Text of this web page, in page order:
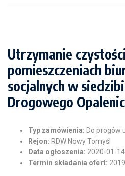
Utrzymanie
pomieszczeniach
socjalnych w
Drogowego
Typ zamówienia: Do progów
Rejon: RDW Nowy Tomyśl
Data ogłoszenia: 2020-01-14
Termin składania ofert: